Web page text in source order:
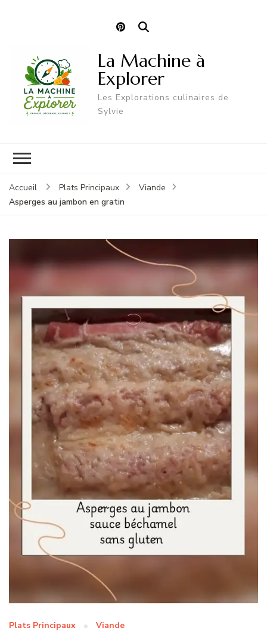
La Machine à
Explorer
Les Explorations culinaires de
Sylvie
Accueil Plats Principaux
Viande
Asperges au jambon en gratin
Plats Principaux Viande